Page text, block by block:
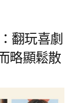
翻玩喜劇
略顯鬆散